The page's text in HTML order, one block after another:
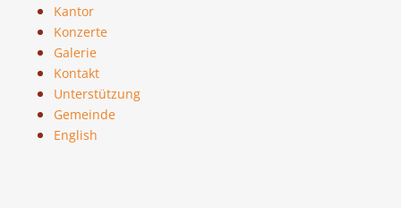
Kantor
Konzerte
Galerie
Kontakt
Unterstützung
Gemeinde
English